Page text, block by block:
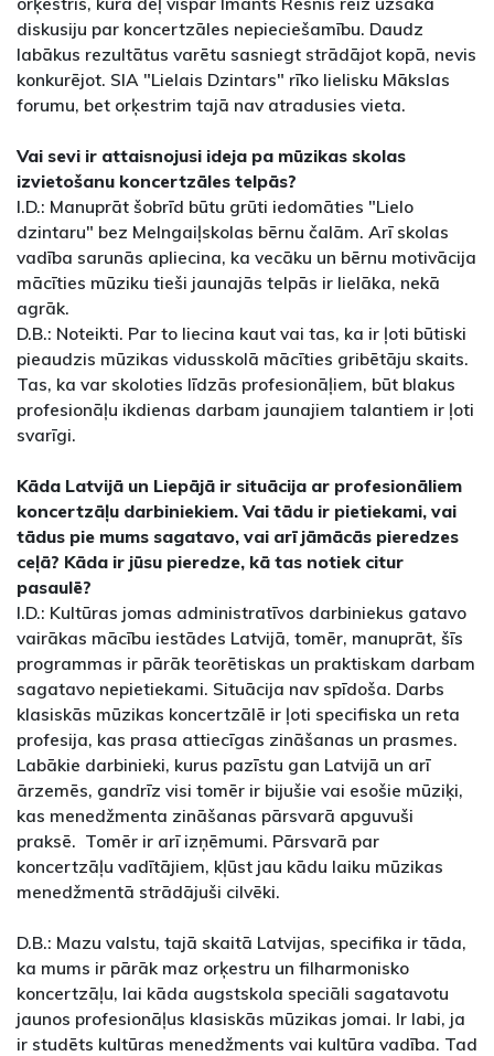
diskusiju par koncertzāles nepieciešamību. Daudz
labākus rezultātus varētu sasniegt strādājot kopā, nevis
konkurējot. SIA "Lielais Dzintars" rīko lielisku Mākslas
forumu, bet orķestrim tajā nav atradusies vieta.
Vai sevi ir attaisnojusi ideja pa mūzikas skolas
izvietošanu koncertzāles telpās?
I.D.: Manuprāt šobrīd būtu grūti iedomāties "Lielo
dzintaru" bez Melngaiļskolas bērnu čalām. Arī skolas
vadība sarunās apliecina, ka vecāku un bērnu motivācija
mācīties mūziku tieši jaunajās telpās ir lielāka, nekā
agrāk.
D.B.: Noteikti. Par to liecina kaut vai tas, ka ir ļoti būtiski
pieaudzis mūzikas vidusskolā mācīties gribētāju skaits.
Tas, ka var skoloties līdzās profesionāļiem, būt blakus
profesionāļu ikdienas darbam jaunajiem talantiem ir ļoti
svarīgi.
Kāda Latvijā un Liepājā ir situācija ar profesionāliem
koncertzāļu darbiniekiem. Vai tādu ir pietiekami, vai
tādus pie mums sagatavo, vai arī jāmācās pieredzes
ceļā? Kāda ir jūsu pieredze, kā tas notiek citur
pasaulē?
I.D.: Kultūras jomas administratīvos darbiniekus gatavo
vairākas mācību iestādes Latvijā, tomēr, manuprāt, šīs
programmas ir pārāk teorētiskas un praktiskam darbam
sagatavo nepietiekami. Situācija nav spīdoša. Darbs
klasiskās mūzikas koncertzālē ir ļoti specifiska un reta
profesija, kas prasa attiecīgas zināšanas un prasmes.
Labākie darbinieki, kurus pazīstu gan Latvijā un arī
ārzemēs, gandrīz visi tomēr ir bijušie vai esošie mūziķi,
kas menedžmenta zināšanas pārsvarā apguvuši
praksē. Tomēr ir arī izņēmumi. Pārsvarā par
koncertzāļu vadītājiem, kļūst jau kādu laiku mūzikas
menedžmentā strādājuši cilvēki.
D.B.: Mazu valstu, tajā skaitā Latvijas, specifika ir tāda,
ka mums ir pārāk maz orķestru un filharmonisko
koncertzāļu, lai kāda augstskola speciāli sagatavotu
jaunos profesionāļus klasiskās mūzikas jomai. Ir labi, ja
ir studēts kultūras menedžments vai kultūra vadība. Tad